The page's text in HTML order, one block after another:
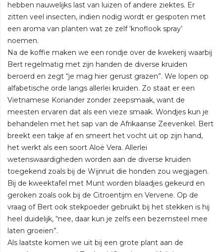
hebben nauwelijks last van luizen of andere ziektes. Er
zitten veel insecten, indien nodig wordt er gespoten met
een aroma van planten wat ze zelf ‘knoflook spray’
noemen.
Na de koffie maken we een rondje over de kwekerij waarbij
Bert regelmatig met zijn handen de diverse kruiden
beroerd en zegt “je mag hier gerust grazen”. We lopen op
alfabetische orde langs allerlei kruiden. Zo staat er een
Vietnamese Koriander zonder zeepsmaak, want de
meesten ervaren dat als een vieze smaak. Wondjes kun je
behandelen met het sap van de Afrikaanse Zeevenkel. Bert
breekt een takje af en smeert het vocht uit op zijn hand,
het werkt als een soort Aloë Vera. Allerlei
wetenswaardigheden worden aan de diverse kruiden
toegekend zoals bij de Wijnruit die honden zou wegjagen.
Bij de kweektafel met Munt worden blaadjes gekeurd en
geroken zoals ook bij de Citroentijm en Vervene. Op de
vraag of Bert ook stekpoeder gebruikt bij het stekken is hij
heel duidelijk, “nee, daar kun je zelfs een bezemsteel mee
laten groeien”.
Als laatste komen we uit bij een grote plant aan de